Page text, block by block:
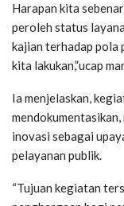
Harapan kita
peroleh status
kajian terhadap pola
kita lakukan,”ucap
Ia menjelaskan,
inovasi sebagai
pelayanan publik.
“Tujuan kegiatan